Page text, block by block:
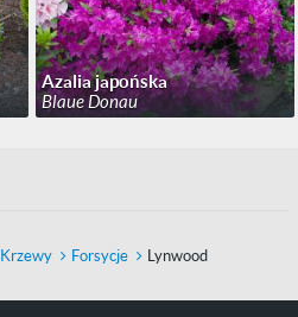
Azalia japońska
Blaue Donau
Krzewy Forsycje Lynwood